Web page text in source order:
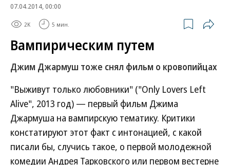
07.04.2014, 00:00
2K 5 мин.
Вампирическим путем
Джим Джармуш тоже снял фильм о кровопийцах
"Выживут только любовники" ("Only Lovers Left
Alive", 2013 год) — первый фильм Джима
Джармуша на вампирскую тематику. Критики
констатируют этот факт с интонацией, с какой
писали бы, случись такое, о первой молодежной
комедии Андрея Тарковского или первом вестерне